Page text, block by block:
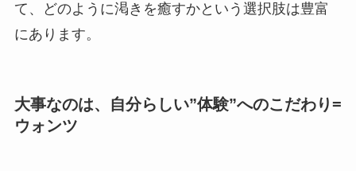
て、どのように渇きを癒すかという選択肢は豊富
にあります。
大事なのは、自分らしい”体験”へのこだわり=
ウォンツ